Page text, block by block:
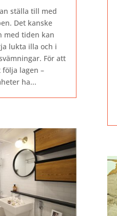
ställa till med
Det kanske
med tiden kan
lukta illa och i
För att
lagen –
ha...